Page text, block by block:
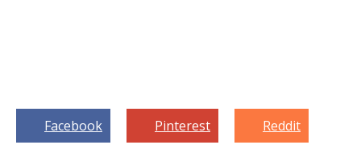
Facebook Pinterest Reddit